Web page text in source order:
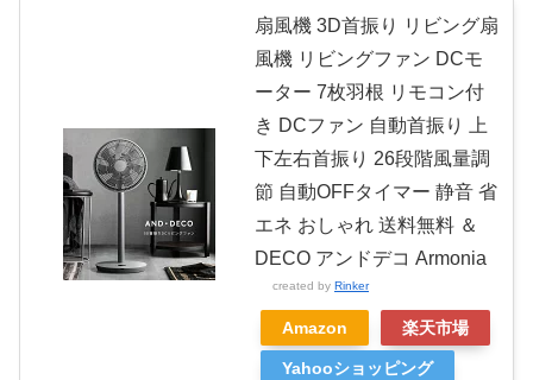
扇風機 3D首振り リビング扇
風機 リビングファン DCモ
ーター 7枚羽根 リモコン付
き DCファン 自動首振り 上
下左右首振り 26段階風量調
節 自動OFFタイマー 静音 省
エネ おしゃれ 送料無料 ＆
DECO アンドデコ Armonia
created by Rinker
Amazon 楽天市場
Yahooショッピング